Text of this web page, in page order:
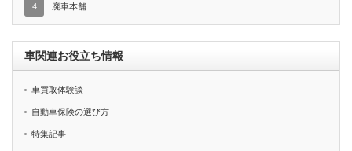
4 廃車本舗
車関連お役立ち情報
車買取体験談
自動車保険の選び方
特集記事